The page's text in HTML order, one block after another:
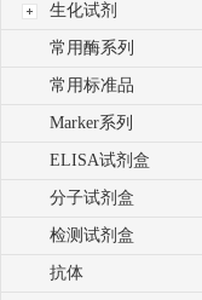
生化试剂
常用酶系列
常用标准品
Marker系列
ELISA试剂盒
分子试剂盒
检测试剂盒
抗体